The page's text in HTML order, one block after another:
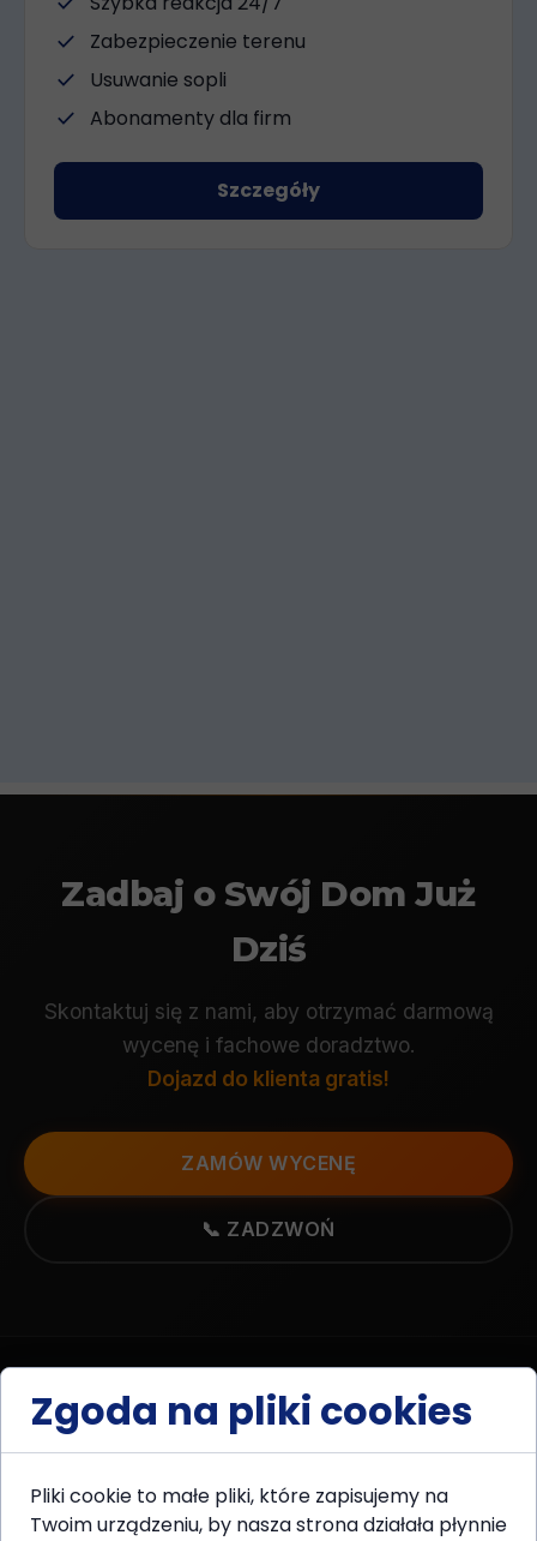
check Zabezpieczenie terenu
check Usuwanie sopli
check Abonamenty dla firm
Szczegóły
Zadbaj o Swój Dom Już
Dziś
Skontaktuj się z nami, aby otrzymać darmową
wycenę i fachowe doradztwo.
Dojazd do klienta gratis!
ZAMÓW WYCENĘ
📞 ZADZWOŃ
TB TwinsBro
Specjaliści od renowacji dachów i elewacji.
Zgoda na pliki cookies
Pliki cookie to małe pliki, które zapisujemy na
Twoim urządzeniu, by nasza strona działała płynnie